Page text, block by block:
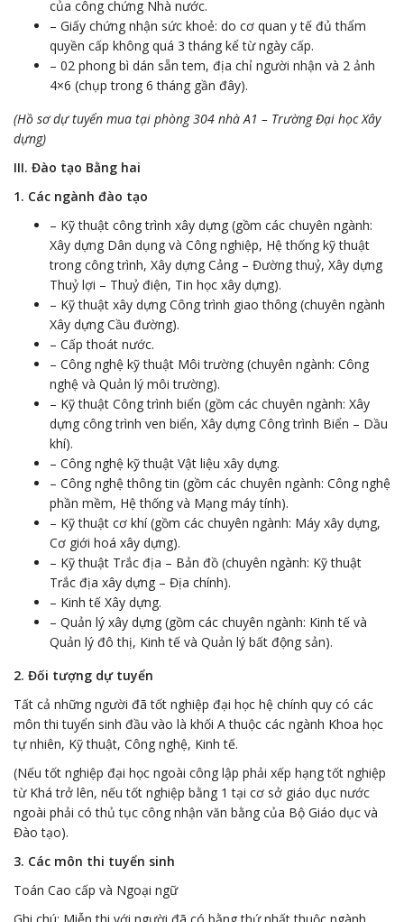
của công chứng Nhà nước.
– Giấy chứng nhận sức khoẻ: do cơ quan y tế đủ thẩm
quyền cấp không quá 3 tháng kể từ ngày cấp.
– 02 phong bì dán sẵn tem, địa chỉ người nhận và 2 ảnh
4×6 (chụp trong 6 tháng gần đây).
(Hồ sơ dự tuyển mua tại phòng 304 nhà A1 – Trường Đại học Xây
dựng)
III. Đào tạo Bằng hai
1. Các ngành đào tạo
– Kỹ thuật công trình xây dựng (gồm các chuyên ngành:
Xây dựng Dân dụng và Công nghiệp, Hệ thống kỹ thuật
trong công trình, Xây dựng Cảng – Đường thuỷ, Xây dựng
Thuỷ lợi – Thuỷ điện, Tin học xây dựng).
– Kỹ thuật xây dựng Công trình giao thông (chuyên ngành
Xây dựng Cầu đường).
– Cấp thoát nước.
– Công nghệ kỹ thuật Môi trường (chuyên ngành: Công
nghệ và Quản lý môi trường).
– Kỹ thuật Công trình biển (gồm các chuyên ngành: Xây
dựng công trình ven biển, Xây dựng Công trình Biển – Dầu
khí).
– Công nghệ kỹ thuật Vật liệu xây dựng.
– Công nghệ thông tin (gồm các chuyên ngành: Công nghệ
phần mềm, Hệ thống và Mạng máy tính).
– Kỹ thuật cơ khí (gồm các chuyên ngành: Máy xây dựng,
Cơ giới hoá xây dựng).
– Kỹ thuật Trắc địa – Bản đồ (chuyên ngành: Kỹ thuật
Trắc địa xây dựng – Địa chính).
– Kinh tế Xây dựng.
– Quản lý xây dựng (gồm các chuyên ngành: Kinh tế và
Quản lý đô thị, Kinh tế và Quản lý bất động sản).
2. Đối tượng dự tuyển
Tất cả những người đã tốt nghiệp đại học hệ chính quy có các
môn thi tuyển sinh đầu vào là khối A thuộc các ngành Khoa học
tự nhiên, Kỹ thuật, Công nghệ, Kinh tế.
(Nếu tốt nghiệp đại học ngoài công lập phải xếp hạng tốt nghiệp
từ Khá trở lên, nếu tốt nghiệp bằng 1 tại cơ sở giáo dục nước
ngoài phải có thủ tục công nhận văn bằng của Bộ Giáo dục và
Đào tạo).
3. Các môn thi tuyển sinh
Toán Cao cấp và Ngoại ngữ